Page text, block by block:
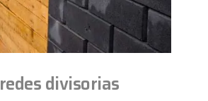
divisorias